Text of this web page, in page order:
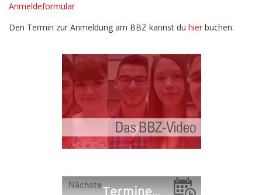
Anmeldeformular
Den Termin zur Anmeldung am BBZ kannst du hier buchen.